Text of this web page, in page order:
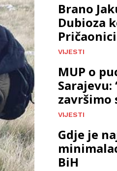
Brano
Dubioza
VIJESTI
MUP o
Sarajevu:
završimo
VIJESTI
Gdje je
BiH